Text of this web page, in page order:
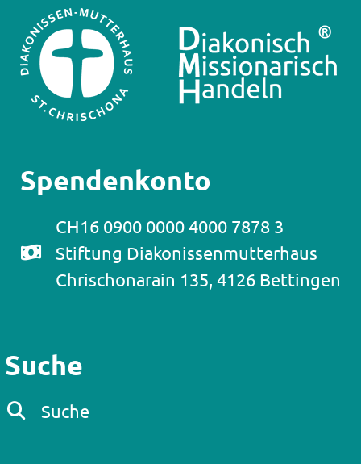
Spendenkonto
CH16 0900 0000 4000 7878 3
Stiftung Diakonissenmutterhaus
Chrischonarain 135, 4126 Bettingen
Suche
Suche